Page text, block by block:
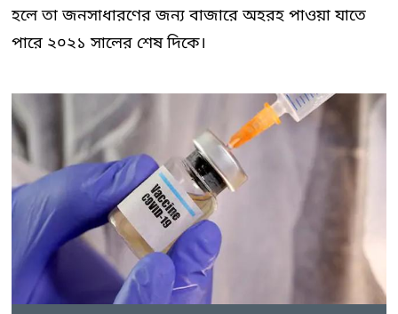
হলে তা জনসাধারণের জন্য বাজারে অহরহ পাওয়া যাতে
পারে ২০২১ সালের শেষ দিকে।